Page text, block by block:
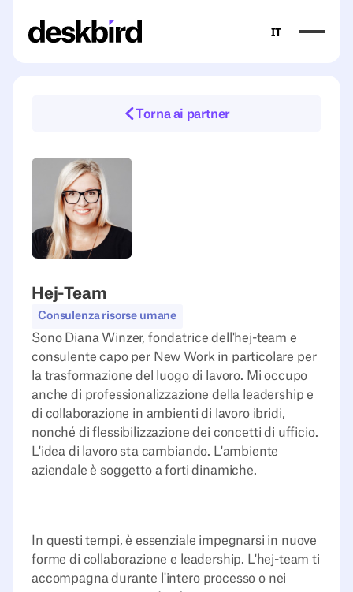
IT
Torna ai partner
Hej-Team
Consulenza risorse umane
Sono Diana Winzer, fondatrice dell'hej-team e
consulente capo per New Work in particolare per
la trasformazione del luogo di lavoro. Mi occupo
anche di professionalizzazione della leadership e
di collaborazione in ambienti di lavoro ibridi,
nonché di flessibilizzazione dei concetti di ufficio.
L'idea di lavoro sta cambiando. L'ambiente
aziendale è soggetto a forti dinamiche.
In questi tempi, è essenziale impegnarsi in nuove
forme di collaborazione e leadership. L'hej-team ti
accompagna durante l'intero processo o nei